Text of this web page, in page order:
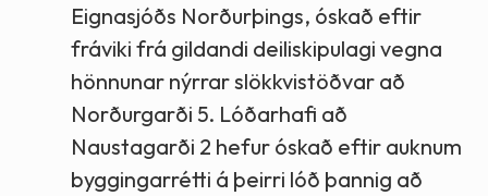
Eignasjóðs Norðurþings, óskað eftir
fráviki frá gildandi deiliskipulagi vegna
hönnunar nýrrar slökkvistöðvar að
Norðurgarði 5. Lóðarhafi að
Naustagarði 2 hefur óskað eftir auknum
byggingarrétti á þeirri lóð þannig að